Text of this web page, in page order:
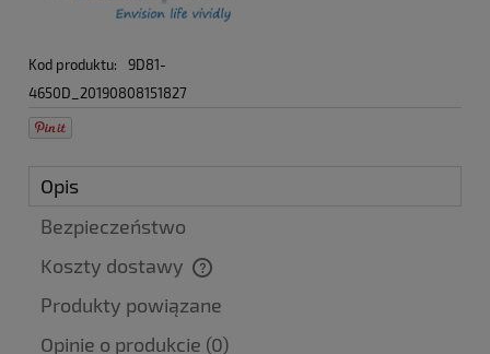
Kod produktu:
9D81-
4650D_20190808151827
Opis
Bezpieczeństwo
Koszty dostawy
Cena nie zawiera ewentualnych kosztów płatności
Produkty powiązane
Opinie o produkcie (0)